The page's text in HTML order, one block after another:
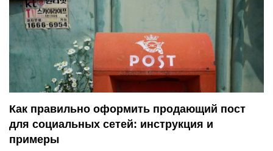
ц
и
я
п
о
з
Как правильно оформить продающий пост
для социальных сетей: инструкция и
примеры